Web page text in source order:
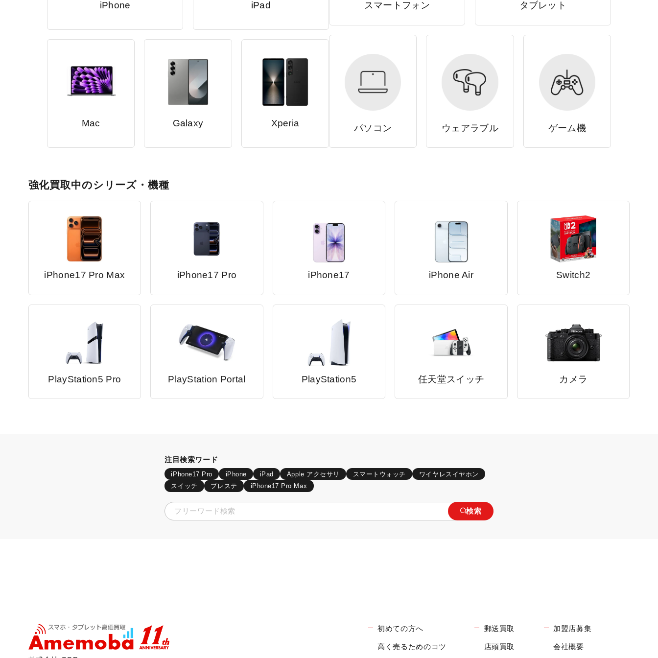
iPhone iPad
Mac Galaxy Xperia
スマートフォン タブレット
パソコン ウェアラブル ゲーム機
強化買取中のシリーズ・機種
iPhone17 Pro Max iPhone17 Pro iPhone17 iPhone Air Switch2
PlayStation5 Pro PlayStation Portal PlayStation5 任天堂スイッチ カメラ
注目検索ワード
iPhone17 Pro iPhone iPad Apple アクセサリ スマートウォッチ
ワイヤレスイヤホン
スイッチ
プレステ iPhone17 Pro Max
検索
初めての方へ
高く売るためのコツ
郵送買取
店頭買取
加盟店募集
会社概要